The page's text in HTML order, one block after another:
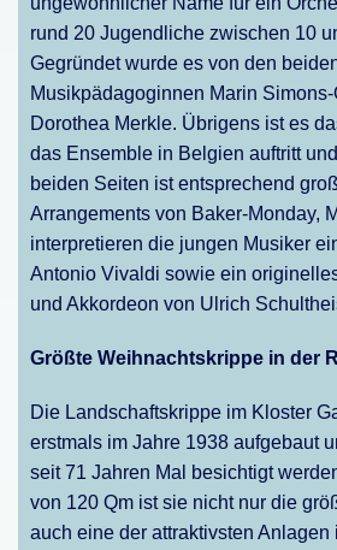
rund 20 Jugendliche zwischen 10
Gegründet wurde es von den
Musikpädagoginnen Marin
Dorothea Merkle. Übrigens ist es
das Ensemble in Belgien auftritt
beiden Seiten ist entsprechend
Arrangements von Baker-Monday,
interpretieren die jungen Musiker
Antonio Vivaldi sowie ein
und Akkordeon von Ulrich
Größte Weihnachtskrippe in der
Die Landschaftskrippe im Kloster
erstmals im Jahre 1938 aufgebaut
seit 71 Jahren Mal besichtigt
von 120 Qm ist sie nicht nur die
auch eine der attraktivsten Anlagen